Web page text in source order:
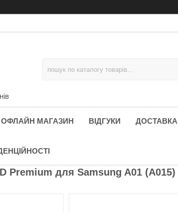
ОФЛАЙН МАГАЗИН ВІДГУКИ
Premium для Samsung A01